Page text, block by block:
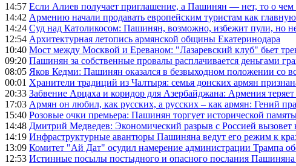
14:57 Если Алиев получает приглашение, а Пашинян — нет, то о чем
14:42 Армению начали продавать европейским туристам как главную
14:24 Суд над Католикосом: Пашинян, возможно, избежит пули, но
12:54 Архитектурная летопись армянской общины Екатеринодара
10:40 Мост между Москвой и Ереваном: "Лазаревский клуб" бьет
09:20 Пашинян за собственные провалы расплачивается деньгами
08:05 Яков Кедми: Пашинян оказался в безвыходном положении со
00:01 Хранители традиций из Чалтыря: семья донских армян
20:33 Забвение Арцаха и коридор для Азербайджана: Армения
17:03 Армян он любил, как русских, а русских – как армян: Гений
15:40 Розовые очки премьера: Пашинян торгует исторической
14:48 Дмитрий Медведев: Экономический разрыв с Россией
14:19 Инфраструктурные авантюры Пашиняна ведут его режим к
13:09 Комитет "Ай Дат" осудил намерение администрации Трампа
12:53 Истинные посылы постыдного и опасного послания Пашиняна